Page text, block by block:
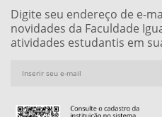
Digite seu endereço de e-
novidades da Faculdade
atividades estudantis em